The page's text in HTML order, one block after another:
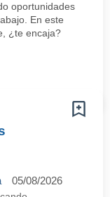
oportunidades
En este
¿te encaja?
05/08/2026